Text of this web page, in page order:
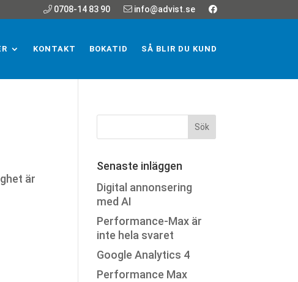
0708-14 83 90 info@advist.se
KONTAKT BOKATID SÅ BLIR DU KUND
är
Senaste inläggen
Digital annonsering
med AI
Performance-Max är
inte hela svaret
Google Analytics 4
Performance Max